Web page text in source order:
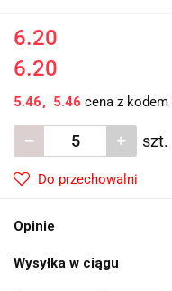
6.20
6.20
5.46 5.46 cena z kodem
szt.
Do przechowalni
Opinie
Wysyłka w ciągu